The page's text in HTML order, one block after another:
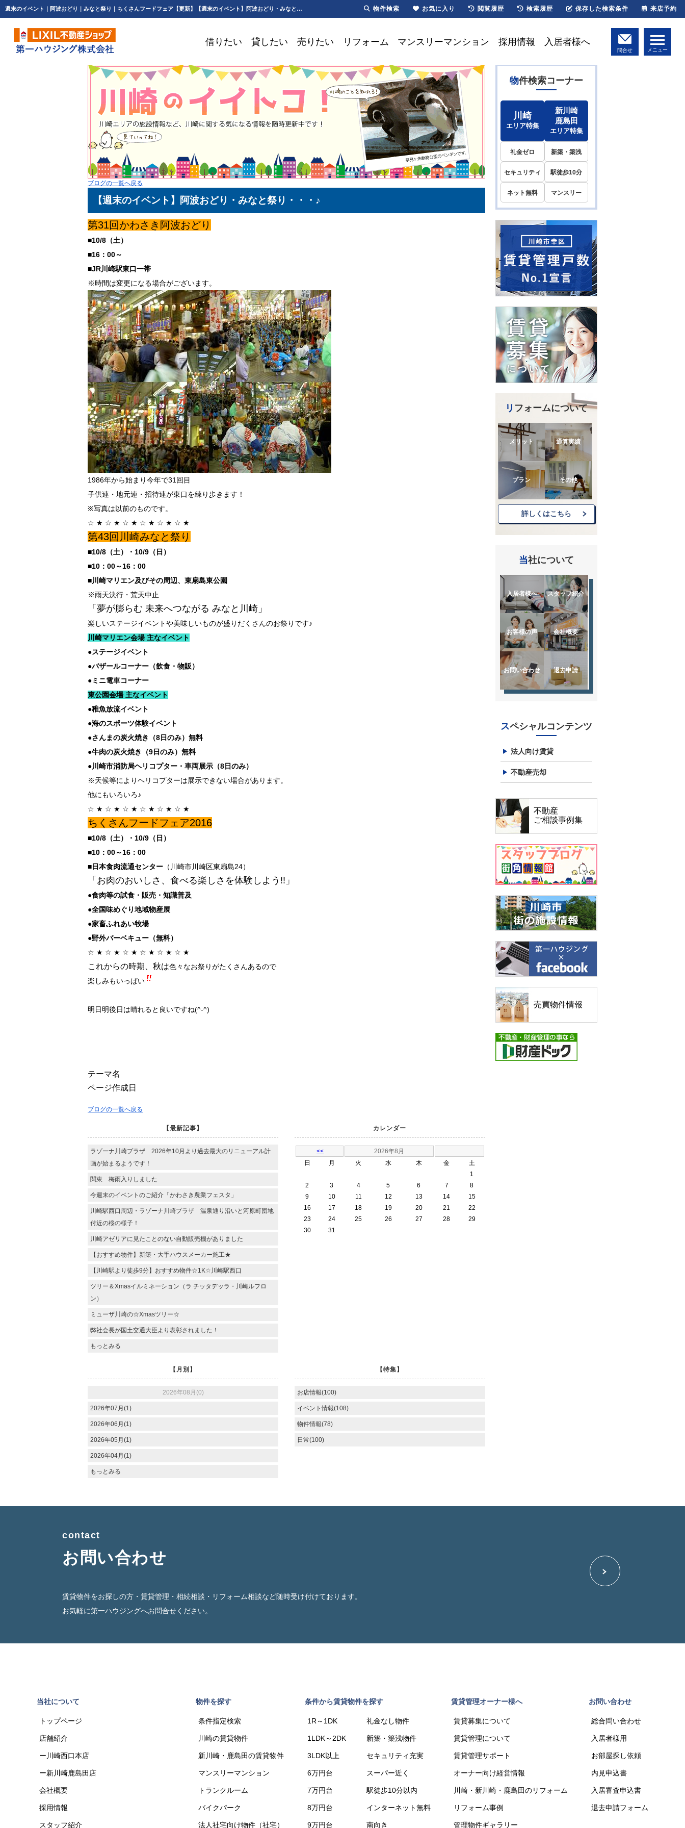
週末のイベント｜阿波おどり｜みなと祭り｜ちくさんフードフェア【更新】【週末のイベント】阿波おどり・みなと祭り・・・♪ | 川崎・新川崎・鹿島田の賃貸は第一ハウジング株式会社にお任せ下さい！
借りたい 貸したい 売りたい リフォーム マンスリーマンション 採用情報 入居者様へ
問合せ メニュー
ブログの一覧へ戻る
【週末のイベント】阿波おどり・みなと祭り・・・♪
第31回かわさき阿波おどり
■10/8（土）
■16：00～
■JR川崎駅東口一帯
※時間は変更になる場合がございます。
1986年から始まり今年で31回目
子供連・地元連・招待連が東口を練り歩きます！
※写真は以前のものです。
☆ ★ ☆ ★ ☆ ★ ☆ ★ ☆ ★ ☆ ★
第43回川崎みなと祭り
■10/8（土）・10/9（日）
■10：00～16：00
■川崎マリエン及びその周辺、東扇島東公園
※雨天決行・荒天中止
「夢が膨らむ 未来へつながる みなと川崎」
楽しいステージイベントや美味しいものが盛りだくさんのお祭りです♪
川崎マリエン会場 主なイベント
●ステージイベント
●バザールコーナー（飲食・物販）
●ミニ電車コーナー
東公園会場 主なイベント
●稚魚放流イベント
●海のスポーツ体験イベント
●さんまの炭火焼き（8日のみ）無料
●牛肉の炭火焼き（9日のみ）無料
●川崎市消防局ヘリコプター・車両展示（8日のみ）
※天候等によりヘリコプターは展示できない場合があります。
他にもいろいろ♪
☆ ★ ☆ ★ ☆ ★ ☆ ★ ☆ ★ ☆ ★
ちくさんフードフェア2016
■10/8（土）・10/9（日）
■10：00～16：00
■日本食肉流通センター （川崎市川崎区東扇島24）
「お肉のおいしさ、食べる楽しさを体験しよう!!」
●食肉等の試食・販売・知識普及
●全国味めぐり地域物産展
●家畜ふれあい牧場
●野外バーベキュー（無料）
☆ ★ ☆ ★ ☆ ★ ☆ ★ ☆ ★ ☆ ★
これからの時期、秋は色々なお祭りがたくさんあるので
楽しみもいっぱい
明日明後日は晴れると良いですね(^-^)
テーマ名
ページ作成日
ブログの一覧へ戻る
【最新記事】
ラゾーナ川崎プラザ 2026年10月より過去最大のリニューアル計
画が始まるようです！
関東 梅雨入りしました
今週末のイベントのご紹介「かわさき農業フェスタ」
川崎駅西口周辺・ラゾーナ川崎プラザ 温泉通り沿いと河原町団地
付近の桜の様子！
川崎アゼリアに見たことのない自動販売機がありました
【おすすめ物件】新築・大手ハウスメーカー施工★
【川崎駅より徒歩9分】おすすめ物件☆1K☆川崎駅西口
ツリー＆Xmasイルミネーション（ラ チッタデッラ・川崎ルフロ
ン）
ミューザ川崎の☆Xmasツリー☆
弊社会長が国土交通大臣より表彰されました！
もっとみる
カレンダー
<<
2026年8月
日
月 火 水 木 金
土
1
2
3 4 5 6 7
8
9
10 11 12 13 14
15
16
17 18 19 20 21
22
23
24 25 26 27 28
29
30
31
【月別】
2026年08月(0)
2026年07月(1)
2026年06月(1)
2026年05月(1)
2026年04月(1)
もっとみる
【特集】
お店情報(100)
イベント情報(108)
物件情報(78)
日常(100)
物件検索コーナー
川崎
エリア特集
新川崎
鹿島田
エリア特集
礼金ゼロ 新築・築浅
セキュリティ 駅徒歩10分
ネット無料 マンスリー
リフォームについて
メリット 通算実績
プラン その他
詳しくはこちら
当社について
入居者様へ スタッフ紹介
お客様の声 会社概要
お問い合わせ 退去申請
スペシャルコンテンツ
法人向け賃貸
不動産売却
不動産
ご相談事例集
売買物件情報
contact
お問い合わせ
賃貸物件をお探しの方・賃貸管理・相続相談・リフォーム相談など随時受け付けております。
お気軽に第一ハウジングへお問合せください。
当社について
トップページ
店舗紹介
ー川崎西口本店
ー新川崎鹿島田店
会社概要
採用情報
スタッフ紹介
物件を探す
条件指定検索
川崎の賃貸物件
新川崎・鹿島田の賃貸物件
マンスリーマンション
トランクルーム
バイクパーク
法人社宅向け物件（社宅）
条件から賃貸物件を探す
1R～1DK
1LDK～2DK
3LDK以上
6万円台
7万円台
8万円台
9万円台
礼金なし物件
新築・築浅物件
セキュリティ充実
スーパー近く
駅徒歩10分以内
インターネット無料
南向き
賃貸管理オーナー様へ
賃貸募集について
賃貸管理について
賃貸管理サポート
オーナー向け経営情報
川崎・新川崎・鹿島田のリフォーム
リフォーム事例
管理物件ギャラリー
お問い合わせ
総合問い合わせ
入居者様用
お部屋探し依頼
内見申込書
入居審査申込書
退去申請フォーム
物件検索 お気に入り 閲覧履歴 検索履歴 保存した検索条件 来店予約